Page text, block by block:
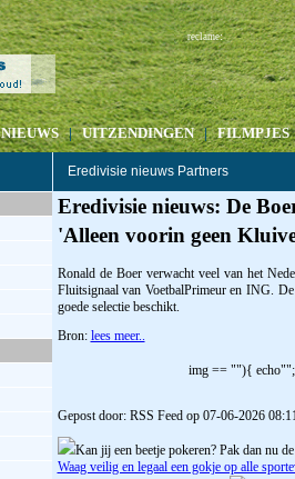
reclame:
NIEUWS | UITZENDINGEN | FILMPJES
Eredivisie nieuws Partners
Eredivisie nieuws: De
'Alleen voorin geen
Ronald de Boer verwacht veel van het
Fluitsignaal van VoetbalPrimeur en ING.
goede selectie beschikt.
Bron: lees meer..
img == ""){
Gepost door: RSS Feed op 07-06-2026
Kan jij een beetje pokeren? Pak dan nu
Waag veilig en legaal een gokje op alle